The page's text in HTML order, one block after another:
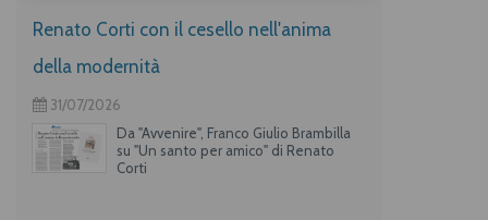
Renato Corti con il cesello nell'anima
della modernità
31/07/2026
Da "Avvenire", Franco Giulio Brambilla
su "Un santo per amico" di Renato
Corti